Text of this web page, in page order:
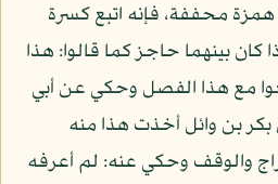
همزة محففة، فإنه اتبع كسرة
كان بينهما حاجز كما قالوا: هذا
مع هذا الفصل وحكي عن أبي
بن وائل أخذت هذا منه
والوقف وحكي عنه: لم أعرفه